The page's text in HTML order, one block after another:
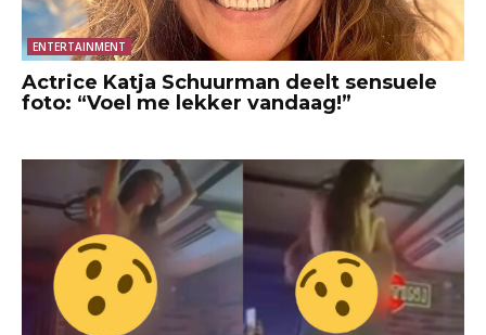
ENTERTAINMENT
Actrice Katja Schuurman deelt sensuele
foto: “Voel me lekker vandaag!”